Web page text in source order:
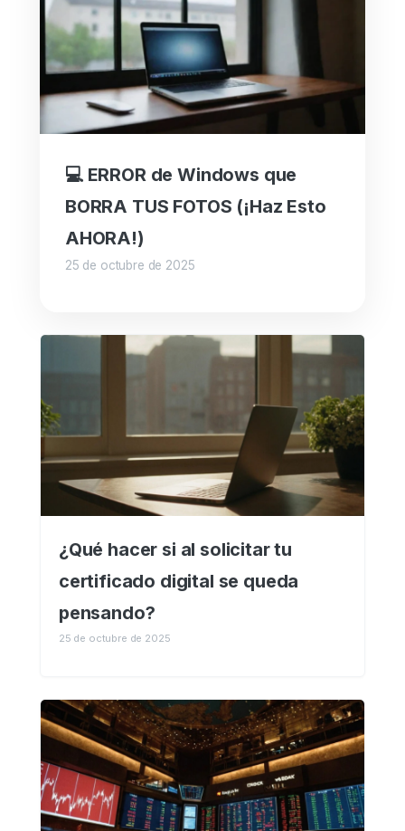
💻 ERROR de Windows que
BORRA TUS FOTOS (¡Haz Esto
AHORA!)
25 de octubre de 2025
¿Qué hacer si al solicitar tu
certificado digital se queda
pensando?
25 de octubre de 2025